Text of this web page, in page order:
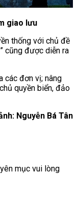
giao lưu
thống với chủ đề
cũng được diễn ra
các đơn vị; nâng
quyền biển, đảo
Nguyễn Bá Tân
mục vui lòng